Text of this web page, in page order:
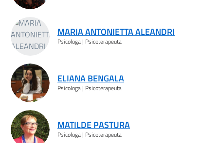
MARIA ANTONIETTA ALEANDRI
Psicologa | Psicoterapeuta
ELIANA BENGALA
Psicologa | Psicoterapeuta
MATILDE PASTURA
Psicologa | Psicoterapeuta